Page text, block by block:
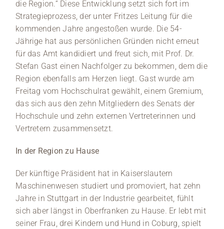
die Region.“ Diese Entwicklung setzt sich fort im
Strategieprozess, der unter Fritzes Leitung für die
kommenden Jahre angestoßen wurde. Die 54-
Jährige hat aus persönlichen Gründen nicht erneut
für das Amt kandidiert und freut sich, mit Prof. Dr.
Stefan Gast einen Nachfolger zu bekommen, dem die
Region ebenfalls am Herzen liegt. Gast wurde am
Freitag vom Hochschulrat gewählt, einem Gremium,
das sich aus den zehn Mitgliedern des Senats der
Hochschule und zehn externen Vertreterinnen und
Vertretern zusammensetzt.
In der Region zu Hause
Der künftige Präsident hat in Kaiserslautern
Maschinenwesen studiert und promoviert, hat zehn
Jahre in Stuttgart in der Industrie gearbeitet, fühlt
sich aber längst in Oberfranken zu Hause. Er lebt mit
seiner Frau, drei Kindern und Hund in Coburg, spielt